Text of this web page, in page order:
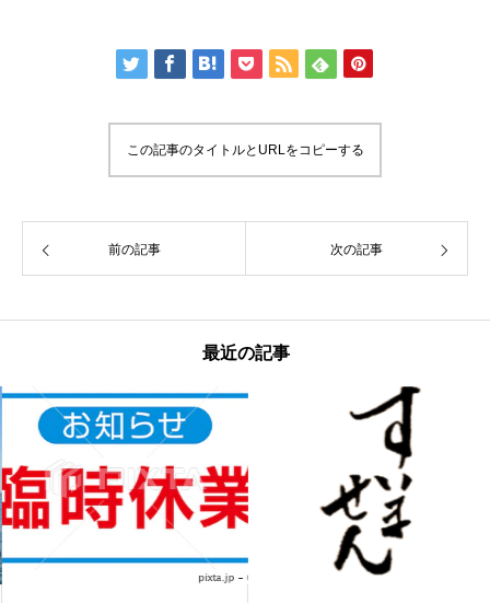
この記事のタイトルとURLをコピーする
前の記事 次の記事
最近の記事